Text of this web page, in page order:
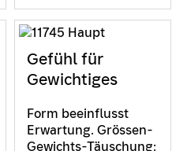
Gefühl für
Gewichtiges
Form beeinflusst
Erwartung. Grössen-
Gewichts-Täuschung: